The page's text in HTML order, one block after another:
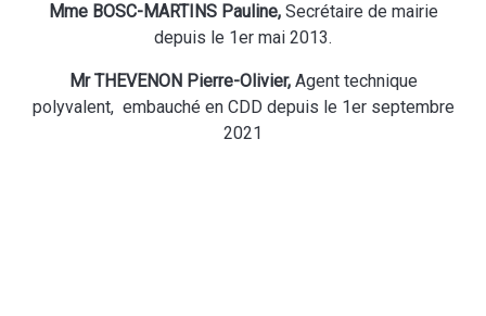
Mme BOSC-MARTINS Pauline, Secrétaire de mairie
depuis le 1er mai 2013.
Mr THEVENON Pierre-Olivier, Agent technique
polyvalent, embauché en CDD depuis le 1er septembre
2021